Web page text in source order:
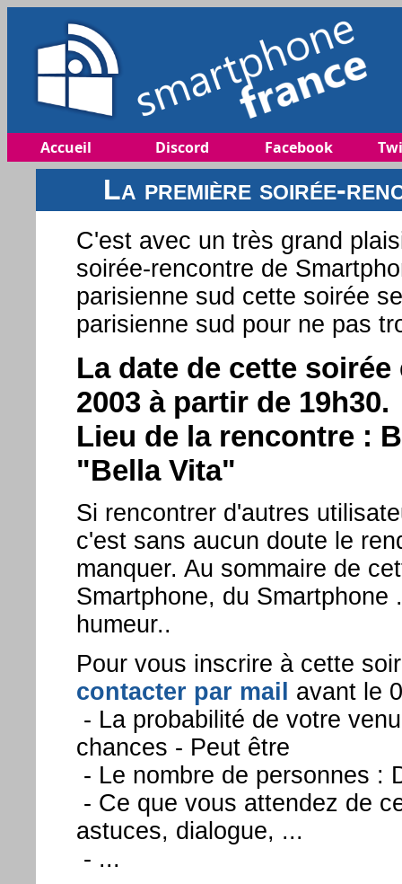
Accueil Discord Facebook
La première soirée-
C'est avec un très grand
soirée-rencontre de
parisienne sud cette soirée
parisienne sud pour ne pas
La date de cette
2003 à partir de 19h30.
Lieu de la rencontre :
"Bella Vita"
Si rencontrer d'autres
c'est sans aucun doute le
manquer. Au sommaire de
Smartphone, du
humeur..
Pour vous inscrire à cette
contacter par mail
avant le
- La probabilité de votre
chances - Peut être
- Le nombre de personnes :
- Ce que vous attendez de
astuces, dialogue, ...
- ...